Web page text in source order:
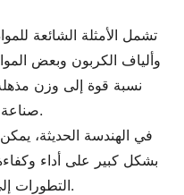
تشمل الأمثلة الشائعة
وألياف الكربون وبعض
نسبة قوة إلى وزن
صناعة السيارات وصناعة الطيران والبناء.
في الهندسة الحديثة،
بشكل كبير على أداء
التطورات إلى ابتكارات في التصميم والوظائف.